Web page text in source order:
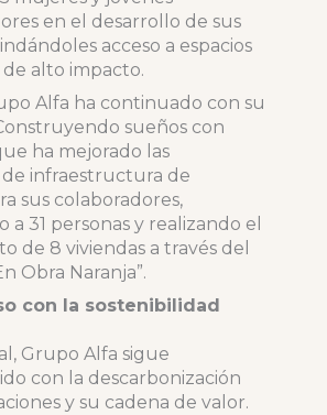
en el desarrollo de sus
acceso a espacios
alto impacto.
Alfa ha continuado con su
sueños con
ha mejorado las
de infraestructura de
sus colaboradores,
a 31 personas y realizando el
de 8 viviendas a través del
Obra Naranja”.
con la sostenibilidad
Grupo Alfa sigue
con la descarbonización
y su cadena de valor.